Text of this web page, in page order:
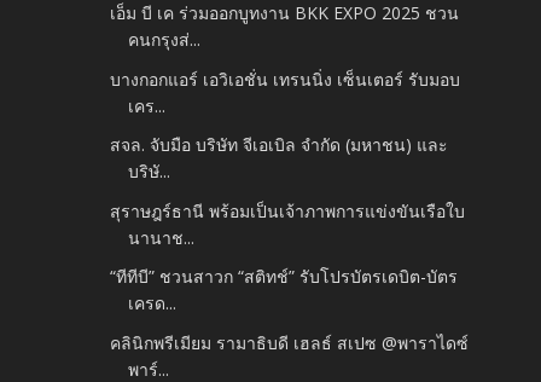
เอ็ม บี เค ร่วมออกบูทงาน BKK EXPO 2025 ชวน
คนกรุงส่...
บางกอกแอร์ เอวิเอชั่น เทรนนิ่ง เซ็นเตอร์ รับมอบ
เคร...
สจล. จับมือ บริษัท จีเอเบิล จำกัด (มหาชน) และ
บริษั...
สุราษฎร์ธานี พร้อมเป็นเจ้าภาพการแข่งขันเรือใบ
นานาช...
“ทีทีบี” ชวนสาวก “สติทช์” รับโปรบัตรเดบิต-บัตร
เครด...
คลินิกพรีเมียม รามาธิบดี เฮลธ์ สเปซ @พาราไดซ์
พาร์...